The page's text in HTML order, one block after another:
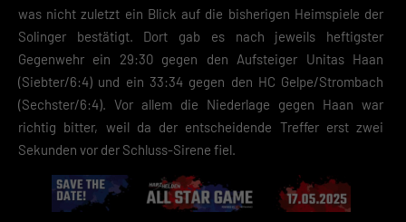
was nicht zuletzt ein Blick auf die bisherigen Heimspiele der
Solinger bestätigt. Dort gab es nach jeweils heftigster
Gegenwehr ein 29:30 gegen den Aufsteiger Unitas Haan
(Siebter/6:4) und ein 33:34 gegen den HC Gelpe/Strombach
(Sechster/6:4). Vor allem die Niederlage gegen Haan war
richtig bitter, weil da der entscheidende Treffer erst zwei
Sekunden vor der Schluss-Sirene fiel.